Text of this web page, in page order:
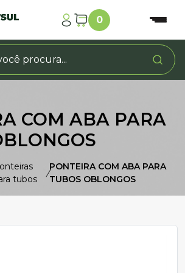
0
COM ABA PARA
tubos
/
PONTEIRA COM ABA PARA
TUBOS OBLONGOS